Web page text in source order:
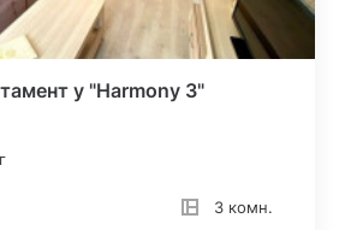
у "Harmony 3"
3 комн.